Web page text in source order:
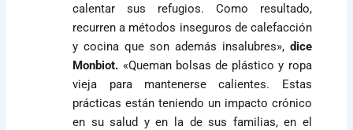
calentar sus refugios. Como resultado,
recurren a métodos inseguros de calefacción
y cocina que son además insalubres»,dice
Monbiot. «Queman bolsas de plástico y ropa
vieja para mantenerse calientes. Estas
prácticas están teniendo un impacto crónico
en su salud y en la de sus familias, en el